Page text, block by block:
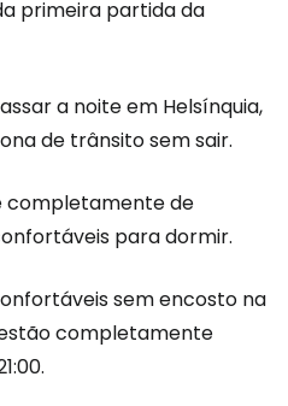
primeira partida da
a noite em Helsínquia,
de trânsito sem sair.
completamente de
para dormir.
sem encosto na
completamente